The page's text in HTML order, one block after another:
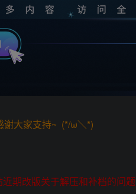
谢大家支持~ (*/ω＼*)
近期改版关于解压和补档的问题